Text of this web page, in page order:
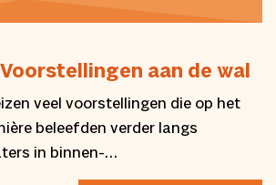
aan de wal
veel voorstellingen die op het
beleefden verder langs
in binnen-…